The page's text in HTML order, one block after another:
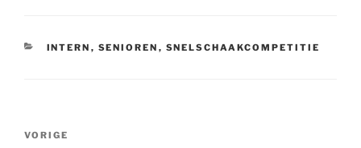
CATEGORIEËN
INTERN , SENIOREN , SNELSCHAAKCOMPETITIE
Bericht
Vorig
VORIGE